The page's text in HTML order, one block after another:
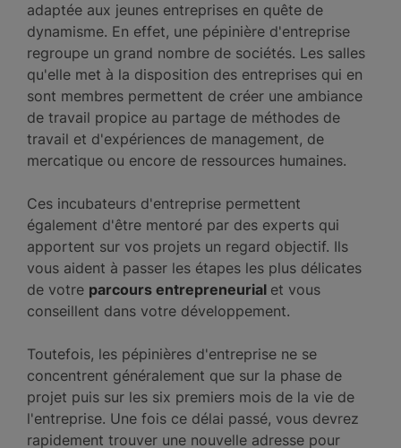
adaptée aux jeunes entreprises en quête de
dynamisme. En effet, une pépinière d'entreprise
regroupe un grand nombre de sociétés. Les salles
qu'elle met à la disposition des entreprises qui en
sont membres permettent de créer une ambiance
de travail propice au partage de méthodes de
travail et d'expériences de management, de
mercatique ou encore de ressources humaines.
Ces incubateurs d'entreprise permettent
également d'être mentoré par des experts qui
apportent sur vos projets un regard objectif. Ils
vous aident à passer les étapes les plus délicates
de votre parcours entrepreneurial et vous
conseillent dans votre développement.
Toutefois, les pépinières d'entreprise ne se
concentrent généralement que sur la phase de
projet puis sur les six premiers mois de la vie de
l'entreprise. Une fois ce délai passé, vous devrez
rapidement trouver une nouvelle adresse pour